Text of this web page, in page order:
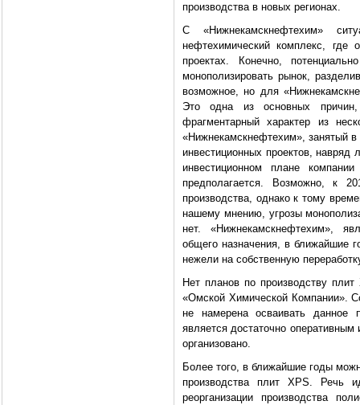
производства в новых регионах.
С «Нижнекамскнефтехим»
нефтехимический комплекс, где
проектах. Конечно,
монополизировать рынок,
возможное, но для
Это одна из основных
фрагментарный характер из
«Нижнекамскнефтехим», занятый
инвестиционных проектов, навряд
инвестиционном плане
предполагается. Возможно, к
производства, однако к тому
нашему мнению, угрозы
нет. «Нижнекамскнефтехим»,
общего назначения, в ближайшие
нежели на собственную
Нет планов по производству
«Омской Химической Компании».
не намерена осваивать данное
является достаточно
организовано.
Более того, в ближайшие годы
производства плит XPS. Речь
реорганизации производства